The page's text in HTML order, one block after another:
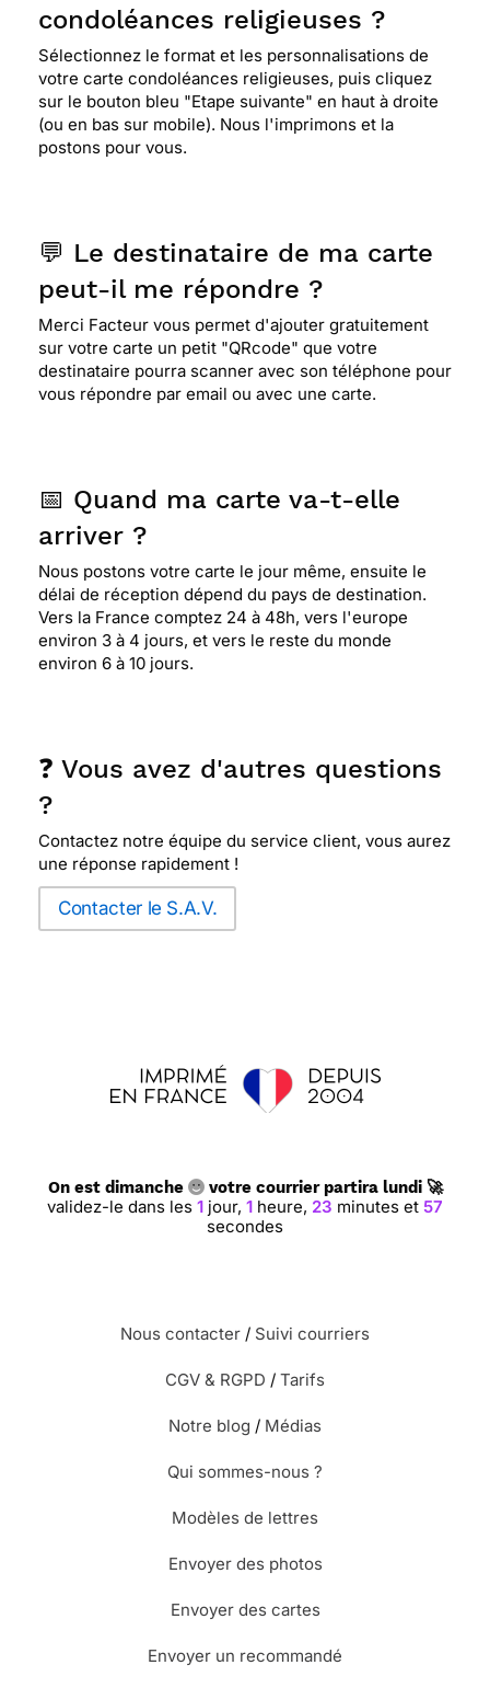
condoléances religieuses ?
Sélectionnez le format et les personnalisations de
votre carte condoléances religieuses, puis cliquez
sur le bouton bleu "Etape suivante" en haut à droite
(ou en bas sur mobile). Nous l'imprimons et la
postons pour vous.
💬 Le destinataire de ma carte
peut-il me répondre ?
Merci Facteur vous permet d'ajouter gratuitement
sur votre carte un petit "QRcode" que votre
destinataire pourra scanner avec son téléphone pour
vous répondre par email ou avec une carte.
📅 Quand ma carte va-t-elle
arriver ?
Nous postons votre carte le jour même, ensuite le
délai de réception dépend du pays de destination.
Vers la France comptez 24 à 48h, vers l'europe
environ 3 à 4 jours, et vers le reste du monde
environ 6 à 10 jours.
❓ Vous avez d'autres questions
?
Contactez notre équipe du service client, vous aurez
une réponse rapidement !
Contacter le S.A.V.
On est dimanche votre courrier partira lundi 🚀
validez-le dans les 1jour, 1heure, 23 minutes et 56
secondes
Nous contacter / Suivi courriers
CGV & RGPD / Tarifs
Notre blog / Médias
Qui sommes-nous ?
Modèles de lettres
Envoyer des photos
Envoyer des cartes
Envoyer un recommandé